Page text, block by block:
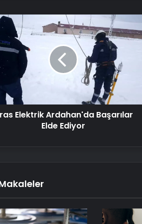
Elektrik Ardahan'da Başarılar
Elde Ediyor